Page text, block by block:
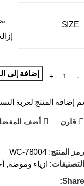
SIZE
إضافة إلى
تم إضافة المنتج لعربة
قارن أضف
رمز المنتج: WC-78004
التصنيفات: ازياء وموضة,
Share: